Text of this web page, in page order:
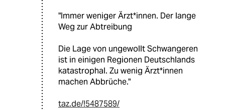
"Immer weniger Ärzt*innen. Der lange
Weg zur Abtreibung
Die Lage von ungewollt Schwangeren
ist in einigen Regionen Deutschlands
katastrophal. Zu wenig Ärzt*innen
machen Abbrüche."
taz.de/!5487589/